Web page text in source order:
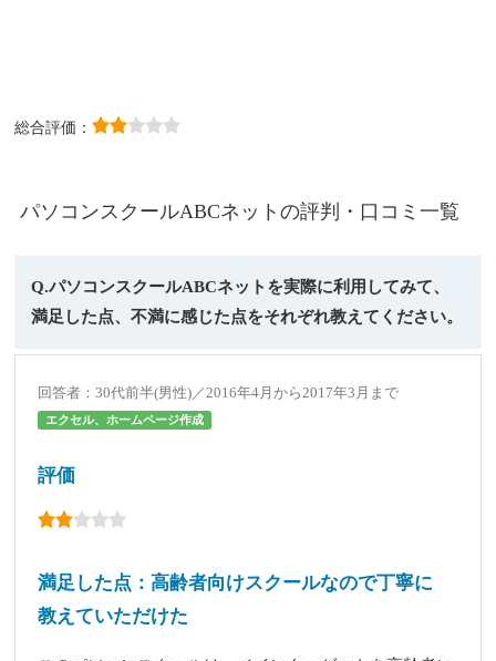
総合評価：
パソコンスクールABCネットの評判・口コミ一覧
Q.パソコンスクールABCネットを実際に利用してみて、
満足した点、不満に感じた点をそれぞれ教えてください。
回答者：30代前半(男性)／2016年4月から2017年3月まで
エクセル、ホームページ作成
評価
満足した点：高齢者向けスクールなので丁寧に
教えていただけた